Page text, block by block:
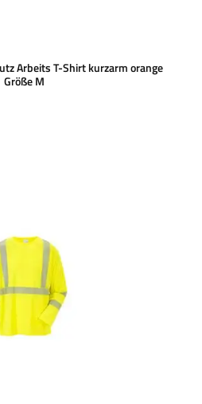
Arbeits T-Shirt kurzarm orange
Größe M